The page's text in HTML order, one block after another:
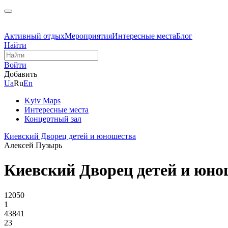
Активный отдыхМероприятияИнтересные местаБлог
Найти
Войти
Добавить
UaRuEn
Kyiv Maps
Интересные места
Концертный зал
Киевский Дворец детей и юношества
Алексей Пузырь
Киевский Дворец детей и
12050
1
43841
23